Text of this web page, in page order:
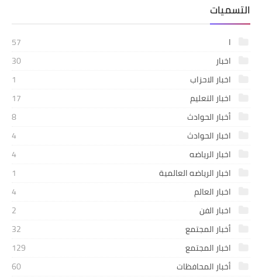
التسميات
ا
57
اخبار
30
اخبار الاحزاب
1
اخبار التعليم
17
أخبار الحوادث
8
اخبار الحوادث
4
اخبار الرياضه
4
اخبار الرياضه العالمية
1
اخبار العالم
4
اخبار الفن
2
أخبار المجتمع
32
اخبار المجتمع
129
أخبار المحافظات
60